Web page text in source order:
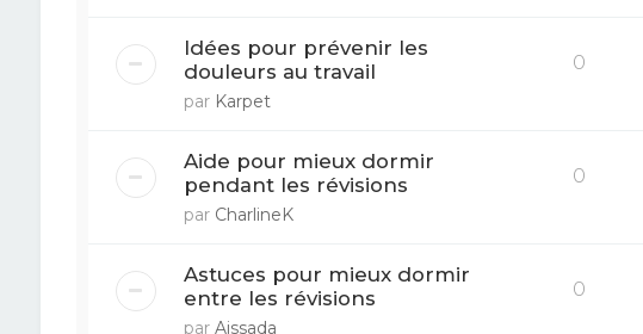
Idées pour prévenir les
douleurs au travail
par Karpet
0
Aide pour mieux dormir
pendant les révisions
par CharlineK
0
Astuces pour mieux dormir
entre les révisions
par Aissada
0